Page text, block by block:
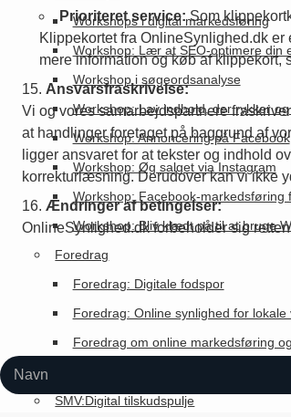
Workshops i digital markedsføring
Workshop: Lær at SEO-optimere din
Workshop i søgeordsanalyse
Workshop: Lav indhold, der rykker
Workshop: Annoncering på Facebook
Workshop: Øg salget via Instagram
Workshop: Facebook-markedsføring
Workshop: Bliv klædt på til at bruge
Foredrag
Foredrag: Digitale fodspor
Foredrag: Online synlighed for lokale
Foredrag om online markedsføring
SMV:Digital tilskudspulje
Prioriteret service:Som
Klippekortet fra OnlineSynlighed.dk
mere information og køb af klippekort,
Ansvarsfraskrivelse:
Vi og vores samarbejdspartnere
at handlinger foretaget på baggrund af
ligger ansvaret for at tekster og indhold
korrekturlæsning. Derudover kan vi ikke
Ændringer af betingelser:
OnlineSynlighed.dk forbeholder sig